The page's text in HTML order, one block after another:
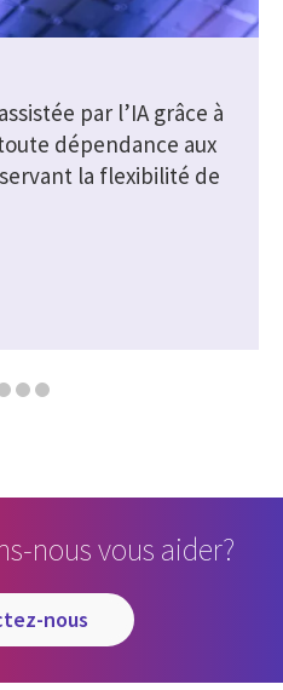
par l’IA grâce à
dépendance aux
la flexibilité de
nous vous aider?
nous